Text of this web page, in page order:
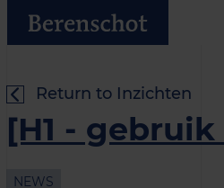
Return to Inzichten
[H1 -
NEWS